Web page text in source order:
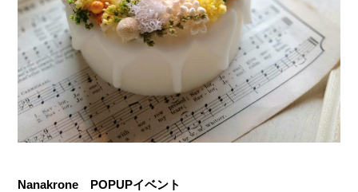
Nanakrone POPUPイベント